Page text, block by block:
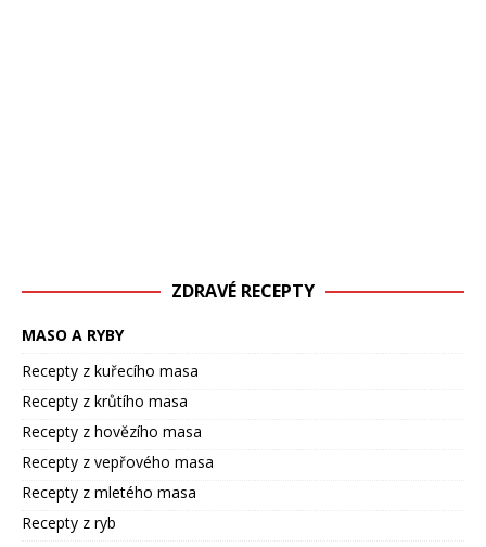
ZDRAVÉ RECEPTY
MASO A RYBY
Recepty z kuřecího masa
Recepty z krůtího masa
Recepty z hovězího masa
Recepty z vepřového masa
Recepty z mletého masa
Recepty z ryb